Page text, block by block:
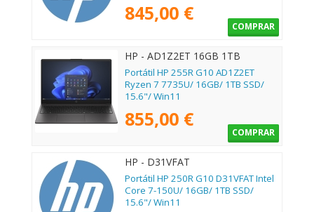
845,00 €
COMPRAR
HP - AD1Z2ET 16GB 1TB
Portátil HP 255R G10 AD1Z2ET
Ryzen 7 7735U/ 16GB/ 1TB SSD/
15.6"/ Win11
855,00 €
COMPRAR
HP - D31VFAT
Portátil HP 250R G10 D31VFAT Intel
Core 7-150U/ 16GB/ 1TB SSD/
15.6"/ Win11